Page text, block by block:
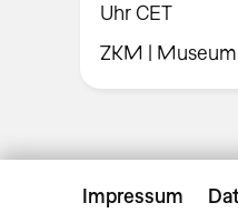
Uhr CET
ZKM |
Impressum